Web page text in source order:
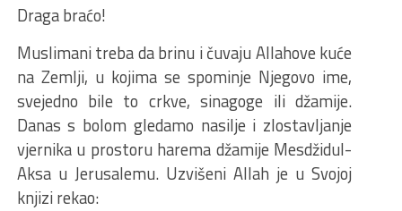
Draga braćo!
Muslimani treba da brinu i čuvaju Allahove kuće
na Zemlji, u kojima se spominje Njegovo ime,
svejedno bile to crkve, sinagoge ili džamije.
Danas s bolom gledamo nasilje i zlostavljanje
vjernika u prostoru harema džamije Mesdžidul-
Aksa u Jerusalemu. Uzvišeni Allah je u Svojoj
knjizi rekao: